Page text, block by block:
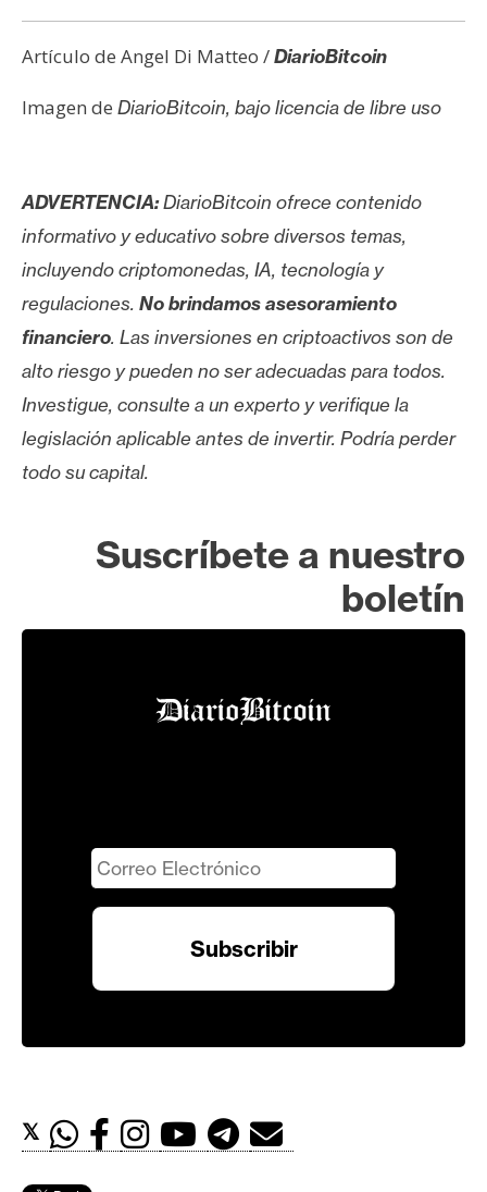
Artículo de Angel Di Matteo /DiarioBitcoin
Imagen de DiarioBitcoin, bajo licencia de libre uso
ADVERTENCIA:DiarioBitcoin ofrece contenido
informativo y educativo sobre diversos temas,
incluyendo criptomonedas, IA, tecnología y
regulaciones. No brindamos asesoramiento
financiero. Las inversiones en criptoactivos son de
alto riesgo y pueden no ser adecuadas para todos.
Investigue, consulte a un experto y verifique la
legislación aplicable antes de invertir. Podría perder
todo su capital.
Suscríbete a nuestro
boletín
𝕏